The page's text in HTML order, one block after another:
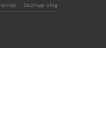
Sitemap-blog